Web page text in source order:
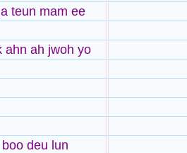
teun mam ee
ahn ah jwoh yo
deu lun